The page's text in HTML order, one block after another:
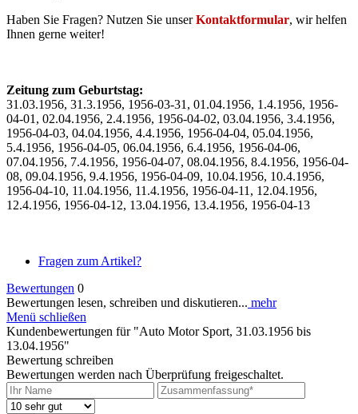
Haben Sie Fragen? Nutzen Sie unserKontaktformular, wir helfen
Ihnen gerne weiter!
Zeitung zum Geburtstag:
31.03.1956, 31.3.1956, 1956-03-31, 01.04.1956, 1.4.1956, 1956-
04-01, 02.04.1956, 2.4.1956, 1956-04-02, 03.04.1956, 3.4.1956,
1956-04-03, 04.04.1956, 4.4.1956, 1956-04-04, 05.04.1956,
5.4.1956, 1956-04-05, 06.04.1956, 6.4.1956, 1956-04-06,
07.04.1956, 7.4.1956, 1956-04-07, 08.04.1956, 8.4.1956, 1956-04-
08, 09.04.1956, 9.4.1956, 1956-04-09, 10.04.1956, 10.4.1956,
1956-04-10, 11.04.1956, 11.4.1956, 1956-04-11, 12.04.1956,
12.4.1956, 1956-04-12, 13.04.1956, 13.4.1956, 1956-04-13
Fragen zum Artikel?
Bewertungen 0
Bewertungen lesen, schreiben und diskutieren... mehr
Menü schließen
Kundenbewertungen für "Auto Motor Sport, 31.03.1956 bis
13.04.1956"
Bewertung schreiben
Bewertungen werden nach Überprüfung freigeschaltet.